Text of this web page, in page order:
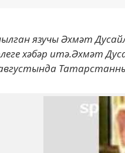
язучы Әхмәт
хәбәр итә.Әхмәт